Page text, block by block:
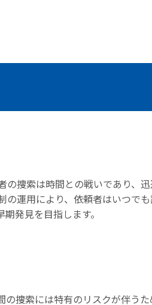
の捜索は時間との戦いであり、
運用により、依頼者はいつで
発見を目指します。
捜索には特有のリスクが伴う